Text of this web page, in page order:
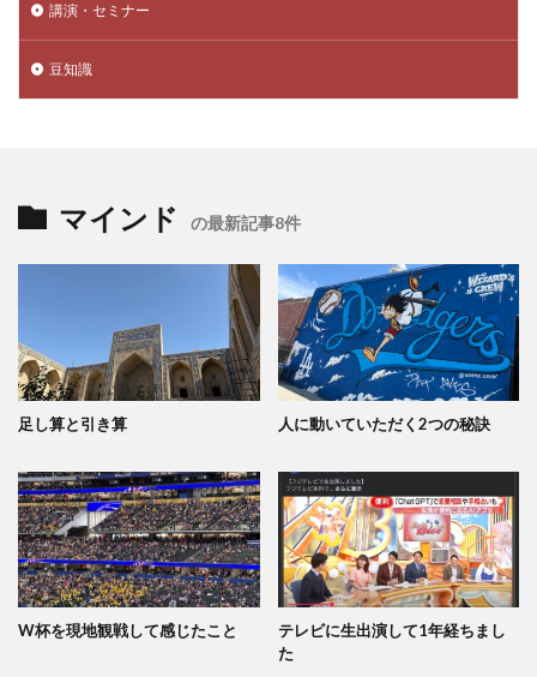
講演・セミナー
豆知識
マインド の最新記事8件
足し算と引き算 人に動いていただく2つの秘訣
W杯を現地観戦して感じたこと
テレビに生出演して1年経ちまし
た